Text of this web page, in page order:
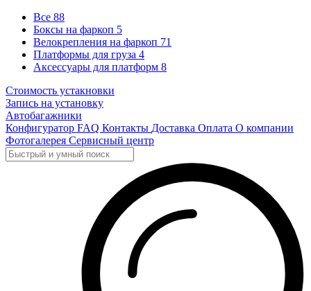
Все 88
Боксы на фаркоп 5
Велокрепления на фаркоп 71
Платформы для груза 4
Аксессуары для платформ 8
Стоимость устакновки
Запись на установку
Автобагажники
Конфигуратор FAQ Контакты Доставка Оплата О компании
Фотогалерея Сервисный центр